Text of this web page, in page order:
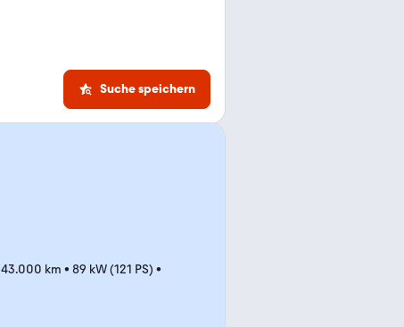
Suche speichern
43.000 km • 89 kW (121 PS) •